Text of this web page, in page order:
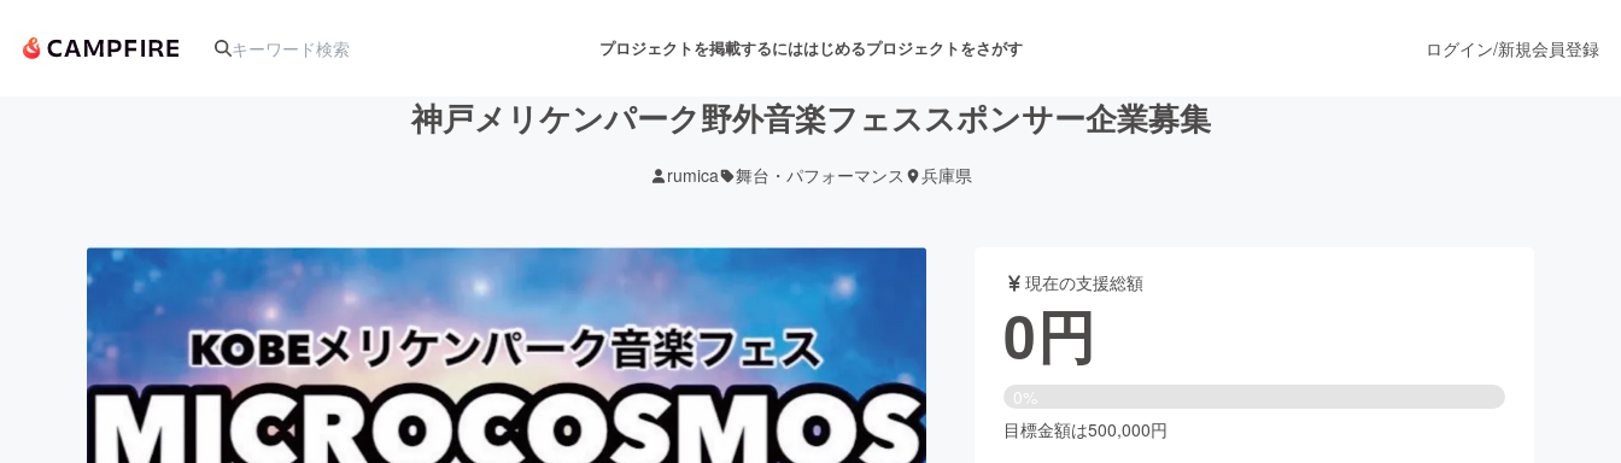
プロジェクトを掲載するにははじめるプロジェクトをさがす
アート・写真 音楽 舞台・パフォーマンス
テクノロジー・ガジェット ゲーム・サービス開発 フード・飲食店
映像・映画 書籍・雑誌出版 アニメ・漫画
ログイン/新規会員登録
神戸メリケンパーク野外音楽フェススポンサー企業募集
rumica 舞台・パフォーマンス 兵庫県
現在の支援総額
0円
0%
目標金額は500,000円